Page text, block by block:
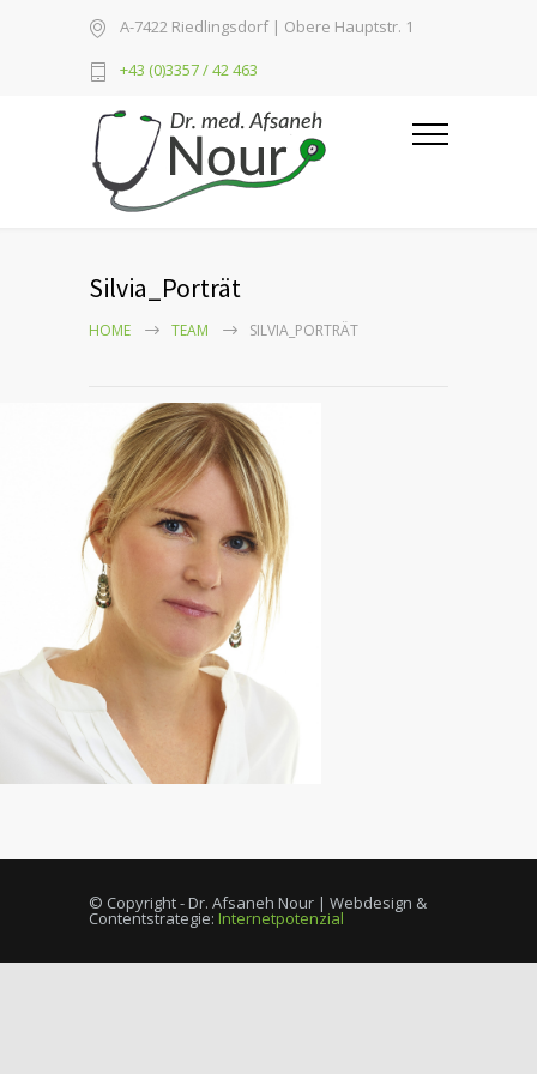
A-7422 Riedlingsdorf | Obere Hauptstr. 1
+43 (0)3357 / 42 463
Silvia_Porträt
HOME TEAM SILVIA_PORTRÄT
© Copyright - Dr. Afsaneh Nour | Webdesign &
Contentstrategie: Internetpotenzial